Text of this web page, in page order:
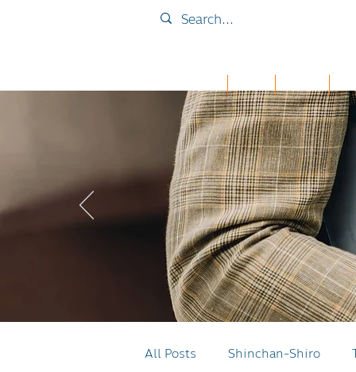
All Posts Shinchan-Shiro